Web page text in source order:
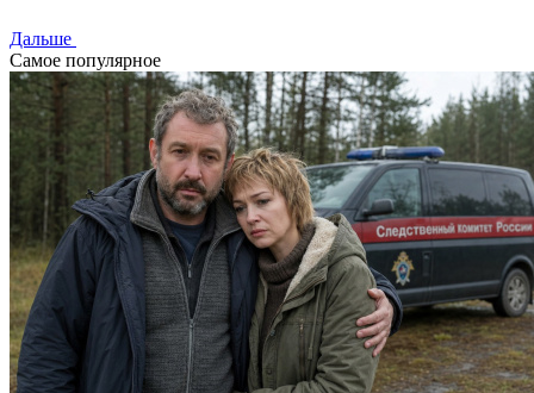
Дальше
Самое популярное